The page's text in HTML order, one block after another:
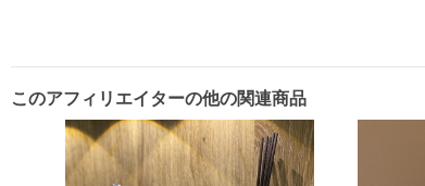
このアフィリエイターの他の関連商品